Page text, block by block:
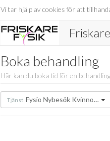
Vi tar hjälp av cookies för att
Boka behandling
Här kan du boka tid för en
Tjänst Fysio Nybesök Kvinnohälsa